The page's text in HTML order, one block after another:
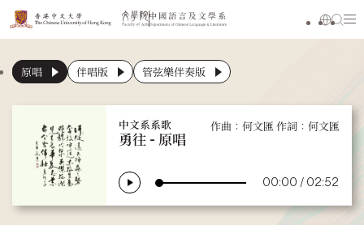
原唱 伴唱版 管弦樂伴奏版
中文系系歌
勇往 - 原唱
作曲：何文匯 作詞：何文匯
00:00 / 02:52